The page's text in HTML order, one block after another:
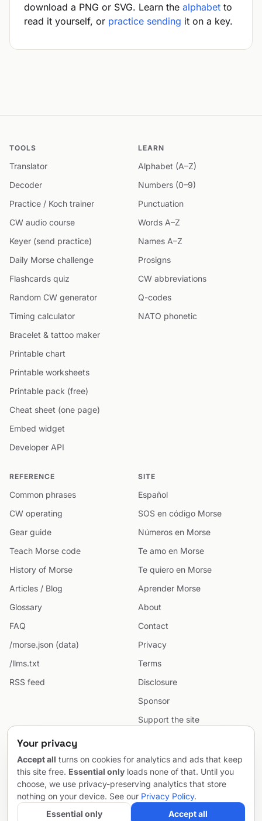
download a PNG or SVG. Learn the alphabet to
read it yourself, or practice sending it on a key.
TOOLS
Translator
Decoder
Practice / Koch trainer
CW audio course
Keyer (send practice)
Daily Morse challenge
Flashcards quiz
Random CW generator
Timing calculator
Bracelet & tattoo maker
Printable chart
Printable worksheets
Printable pack (free)
Cheat sheet (one page)
Embed widget
Developer API
LEARN
Alphabet (A–Z)
Numbers (0–9)
Punctuation
Words A–Z
Names A–Z
Prosigns
CW abbreviations
Q-codes
NATO phonetic
REFERENCE
Common phrases
CW operating
Gear guide
Teach Morse code
History of Morse
Articles / Blog
Glossary
FAQ
/morse.json (data)
/llms.txt
RSS feed
SITE
Español
SOS en código Morse
Números en Morse
Te amo en Morse
Te quiero en Morse
Aprender Morse
About
Contact
Privacy
Terms
Disclosure
Sponsor
Support the site
Sitemap
© 2026 MorseCodeGenerator.com — the hub of Morse code.
Project by SentioAurum
Your privacy
Accept all turns on cookies for analytics and ads that keep
this site free. Essential only loads none of that. Until you
choose, we use privacy-preserving analytics that store
nothing on your device. See our Privacy Policy.
Essential only
Accept all